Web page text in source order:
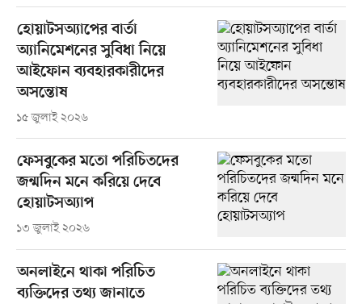
হোয়াটসঅ্যাপের বার্তা
অ্যানিমেশনের সুবিধা নিয়ে
আইফোন ব্যবহারকারীদের
অসন্তোষ
১৫ জুলাই ২০২৬
ফেসবুকের মতো পরিচিতদের
জন্মদিন মনে করিয়ে দেবে
হোয়াটসঅ্যাপ
১৩ জুলাই ২০২৬
অনলাইনে থাকা পরিচিত
ব্যক্তিদের তথ্য জানাতে